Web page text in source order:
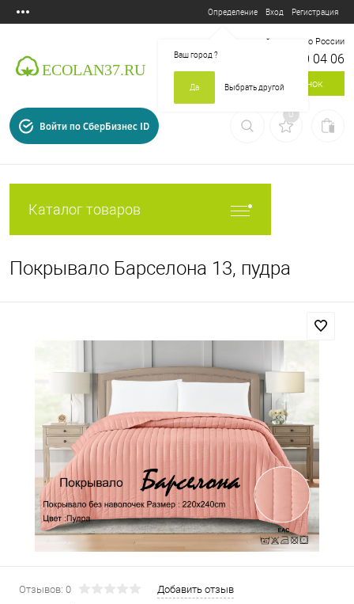
Определение
Ваш город?
Да Выбрать другой
Вход Регистрация
Бесплатный звонок по России
8 800 700 04 06
Заказать звонок
Войти по СберБизнес ID
0
Каталог товаров
Покрывало Барселона 13, пудра
Отзывов: 0
Добавить отзыв